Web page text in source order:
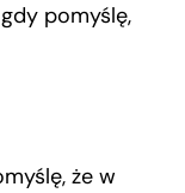
pomyślę,
że w